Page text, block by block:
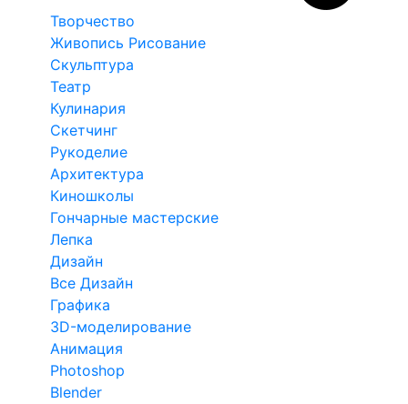
Творчество
Живопись Рисование
Скульптура
Театр
Кулинария
Скетчинг
Рукоделие
Архитектура
Киношколы
Гончарные мастерские
Лепка
Дизайн
Все Дизайн
Графика
3D-моделирование
Анимация
Photoshop
Blender